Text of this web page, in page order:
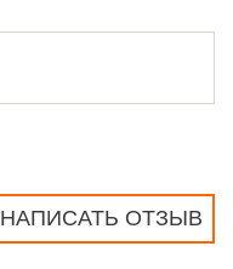
НАПИСАТЬ ОТЗЫВ